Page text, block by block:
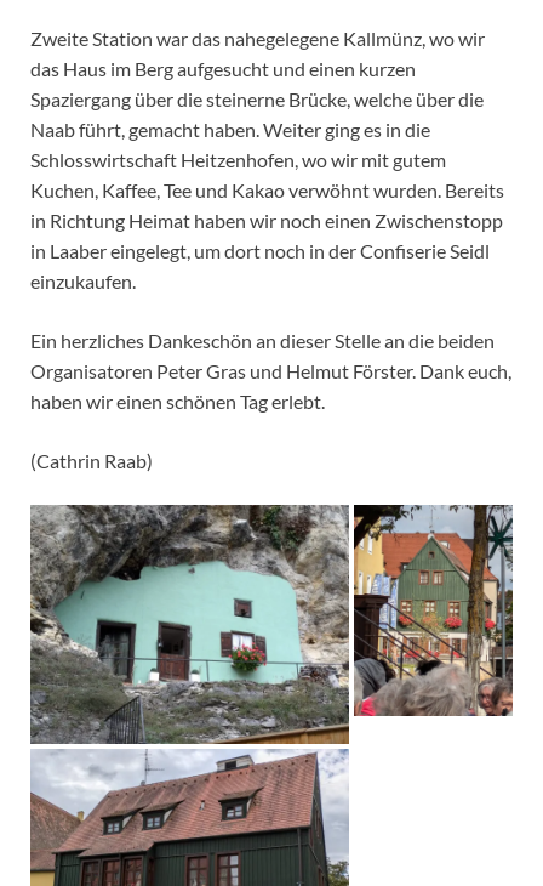
Zweite Station war das nahegelegene Kallmünz, wo wir
das Haus im Berg aufgesucht und einen kurzen
Spaziergang über die steinerne Brücke, welche über die
Naab führt, gemacht haben. Weiter ging es in die
Schlosswirtschaft Heitzenhofen, wo wir mit gutem
Kuchen, Kaffee, Tee und Kakao verwöhnt wurden. Bereits
in Richtung Heimat haben wir noch einen Zwischenstopp
in Laaber eingelegt, um dort noch in der Confiserie Seidl
einzukaufen.
Ein herzliches Dankeschön an dieser Stelle an die beiden
Organisatoren Peter Gras und Helmut Förster. Dank euch,
haben wir einen schönen Tag erlebt.
(Cathrin Raab)